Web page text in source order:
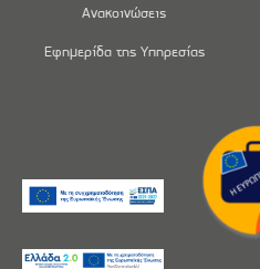
Ανακοινώσεις
Εφημερίδα της Υπηρεσίας